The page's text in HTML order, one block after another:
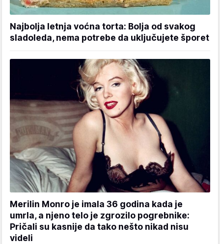
Najbolja letnja voćna torta: Bolja od svakog
sladoleda, nema potrebe da uključujete šporet
Merilin Monro je imala 36 godina kada je
umrla, a njeno telo je zgrozilo pogrebnike:
Pričali su kasnije da tako nešto nikad nisu
videli